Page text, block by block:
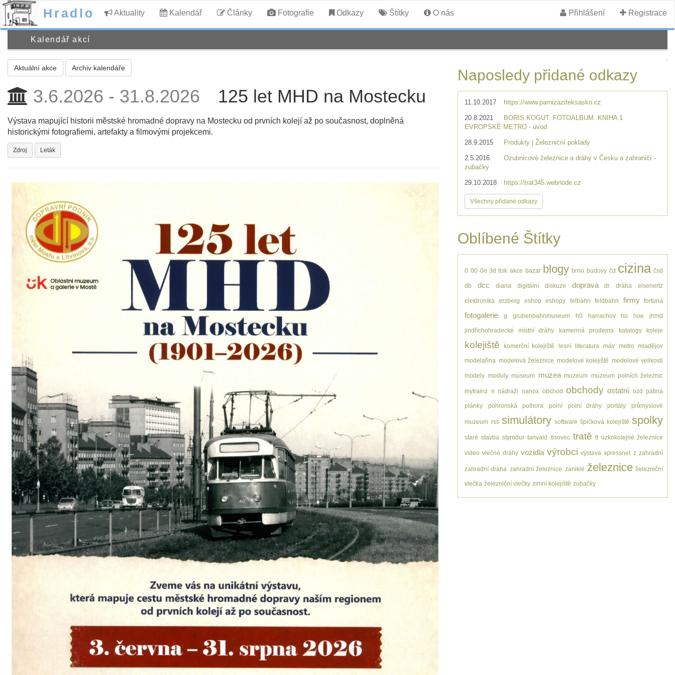
Hradlo Aktuality Kalendář Články Fotografie Odkazy Štítky O nás Přihlášení Registrace
Kalendář akcí
Aktuální akce Archiv kalendáře
3.6.2026 - 31.8.2026 125 let MHD na Mostecku
Výstava mapující historii městské hromadné dopravy na Mostecku od prvních kolejí až po současnost, doplněná
historickými fotografiemi, artefakty a filmovými projekcemi.
Zdroj Leták
Naposledy přidané odkazy
11.10.2017 https://www.parnizaziteksasko.cz
20.8.2021
BORIS KOGUT. FOTOALBUM. KNIHA 1
EVROPSKÉ METRO - úvod
28.9.2015 Produkty | Železniční poklady
2.5.2016
Ozubnicové železnice a dráhy v Česku a zahraničí -
zubačky
29.10.2018 https://trat345.webnode.cz
Všechny přidané odkazy
Oblíbené Štítky
0 00 0e 3d tisk akce bazar blogy brno budovy čd cizina čsd
db dcc diana digitální diskuze doprava dr dráha eisenertz
elektronika erzberg eshop eshopy felbahn feldbahn firmy fortuna
fotogalerie g grubenbahnmuseum h0 harrachov ho hoe jhmd
jindřichohradecké místní dráhy kamenná prodejna katalogy koleje
kolejiště komerční kolejiště lesní literatura máv metro mladějov
modelařina modelová železnice modelové kolejiště modelové velikosti
modely moduly museum muzea muzeum muzeum polních železnic
mytrainz n nádraží nanox obchod obchody ostatní ozd patina
plánky pohronská polhora polní polní dráhy portály průmyslové
muzeum rss simulátory software špičková kolejiště spolky
staré stavba styrodur tanvald tisovec tratě tt úzkokolejné železnice
video vlečné dráhy vozidla výrobci výstava xpressnet z zahradní
zahradní dráha zahradní železnice zaniklé železnice železniční
vlečka železniční vlečky zimní kolejiště zubačky